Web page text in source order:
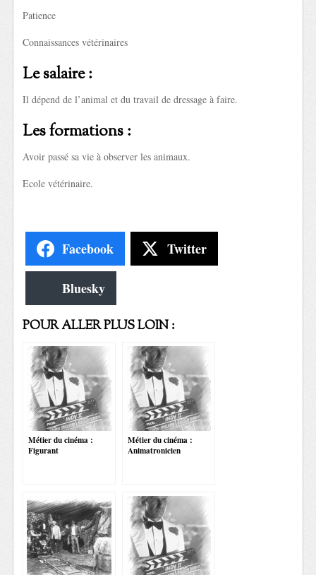
Patience
Connaissances vétérinaires
Le salaire :
Il dépend de l’animal et du travail de dressage à faire.
Les formations :
Avoir passé sa vie à observer les animaux.
Ecole vétérinaire.
Facebook Twitter
Bluesky
POUR ALLER PLUS LOIN :
Métier du cinéma :
Figurant
Métier du cinéma :
Animatronicien